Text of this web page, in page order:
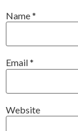
Name*
Email*
Website